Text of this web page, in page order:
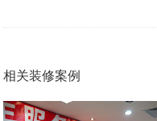
相关装修案例